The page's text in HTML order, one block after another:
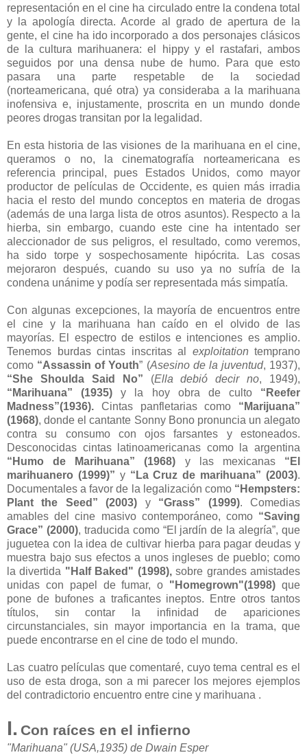
representación en el cine ha circulado entre la condena total
y la apología directa. Acorde al grado de apertura de la
gente, el cine ha ido incorporado a dos personajes clásicos
de la cultura marihuanera: el hippy y el rastafari, ambos
seguidos por una densa nube de humo. Para que esto
pasara una parte respetable de la sociedad
(norteamericana, qué otra) ya consideraba a la marihuana
inofensiva e, injustamente, proscrita en un mundo donde
peores drogas transitan por la legalidad.
En esta historia de las visiones de la marihuana en el cine,
queramos o no, la cinematografía norteamericana es
referencia principal, pues Estados Unidos, como mayor
productor de películas de Occidente, es quien más irradia
hacia el resto del mundo conceptos en materia de drogas
(además de una larga lista de otros asuntos). Respecto a la
hierba, sin embargo, cuando este cine ha intentado ser
aleccionador de sus peligros, el resultado, como veremos,
ha sido torpe y sospechosamente hipócrita. Las cosas
mejoraron después, cuando su uso ya no sufría de la
condena unánime y podía ser representada más simpatía.
Con algunas excepciones, la mayoría de encuentros entre
el cine y la marihuana han caído en el olvido de las
mayorías. El espectro de estilos e intenciones es amplio.
Tenemos burdas cintas inscritas al exploitation temprano
como “Assassin of Youth” (Asesino de la juventud, 1937),
“She Shoulda Said No” (Ella debió decir no, 1949),
“Marihuana”
(1935) y la hoy obra de culto “Reefer
Madness”(1936). Cintas panfletarias como “Marijuana”
(1968), donde el cantante Sonny Bono pronuncia un alegato
contra su consumo con ojos farsantes y estoneados.
Desconocidas cintas latinoamericanas como la argentina
“Humo de Marihuana” (1968) y las mexicanas “El
marihuanero (1999)” y “La Cruz de marihuana” (2003).
Documentales a favor de la legalización como “Hempsters:
Plant the Seed” (2003) y “Grass” (1999). Comedias
amables del cine masivo contemporáneo, como “Saving
Grace” (2000), traducida como “El jardín de la alegría”, que
juguetea con la idea de cultivar hierba para pagar deudas y
muestra bajo sus efectos a unos ingleses de pueblo; como
la divertida "Half Baked" (1998),sobre grandes amistades
unidas con papel de fumar, o "Homegrown"(1998) que
pone de bufones a traficantes ineptos. Entre otros tantos
títulos, sin contar la infinidad de apariciones
circunstanciales, sin mayor importancia en la trama, que
puede encontrarse en el cine de todo el mundo.
Las cuatro películas que comentaré, cuyo tema central es el
uso de esta droga, son a mi parecer los mejores ejemplos
del contradictorio encuentro entre cine y marihuana .
I. Con raíces en el infierno
"Marihuana" (USA,1935) de Dwain Esper